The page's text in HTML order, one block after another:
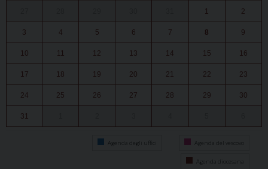
1 2
3 4 5 6 7 8 9
10 11 12 13 14 15 16
17 18 19 20 21 22 23
24 25 26 27 28 29 30
31
Agenda degli uffici Agenda del vescovo
Agenda diocesana